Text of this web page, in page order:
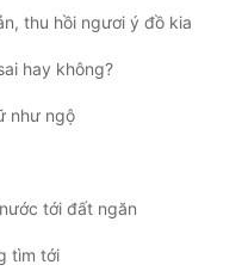
thu hồi ngươi ý đồ kia
hay không?
như ngộ
tới đất ngăn
tìm tới